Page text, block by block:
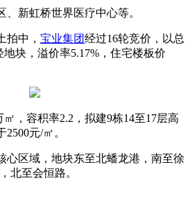
、新虹桥世界医疗中心等。
拍中， 宝业集团经过16轮竞价，以总
块，溢价率5.17%，住宅楼板价
，容积率2.2，拟建9栋14至17层高
元/㎡。
心区域，地块东至北蟠龙港，南至徐
北至会恒路。